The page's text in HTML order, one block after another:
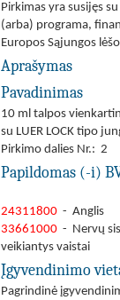
Pirkimas yra susijęs
(arba) programa,
Europos Sąjungos
Aprašymas
Pavadinimas
10 ml talpos
su LUER LOCK tipo
Pirkimo dalies Nr.: 2
Papildomas (-i)
24311800 - Anglis
33661000 - Nervų
veikiantys vaistai
Įgyvendinimo
Pagrindinė